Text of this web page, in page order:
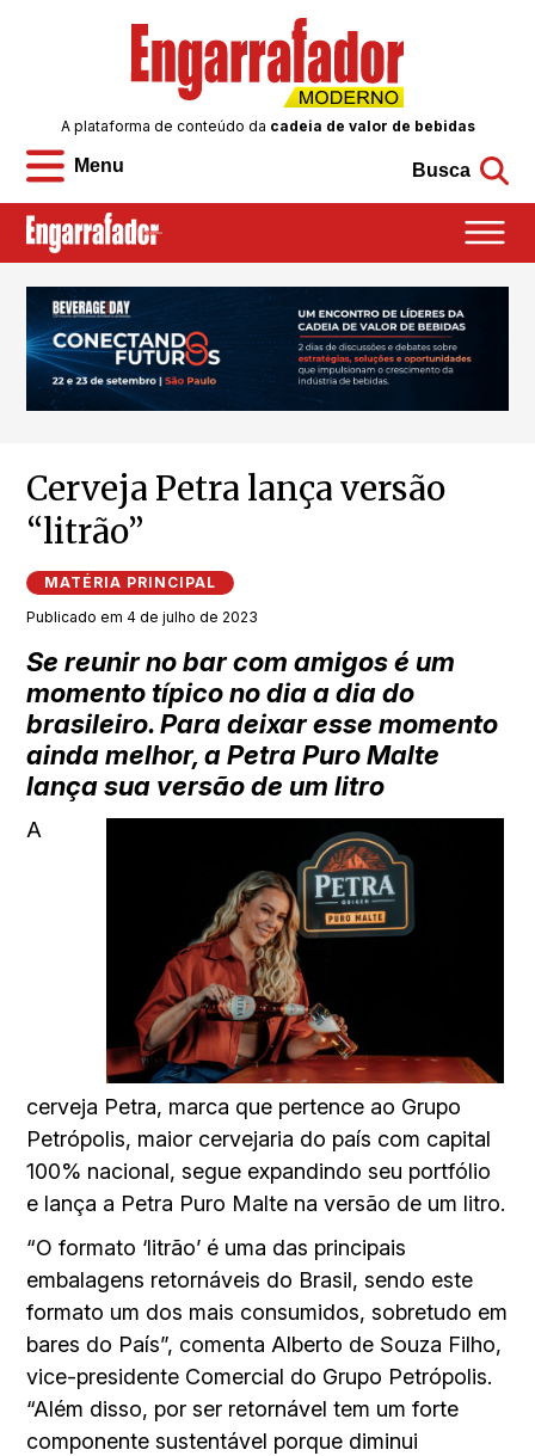
Menu
A plataforma de conteúdo da cadeia de valor de bebidas
Busca
Cerveja Petra lança versão
“litrão”
MATÉRIA PRINCIPAL
Publicado em 4 de julho de 2023
Se reunir no bar com amigos é um
momento típico no dia a dia do
brasileiro. Para deixar esse momento
ainda melhor, a Petra Puro Malte
lança sua versão de um litro
A
cerveja Petra, marca que pertence ao Grupo
Petrópolis, maior cervejaria do país com capital
100% nacional, segue expandindo seu portfólio
e lança a Petra Puro Malte na versão de um litro.
“O formato ‘litrão’ é uma das principais
embalagens retornáveis do Brasil, sendo este
formato um dos mais consumidos, sobretudo em
bares do País”, comenta Alberto de Souza Filho,
vice-presidente Comercial do Grupo Petrópolis.
“Além disso, por ser retornável tem um forte
componente sustentável porque diminui